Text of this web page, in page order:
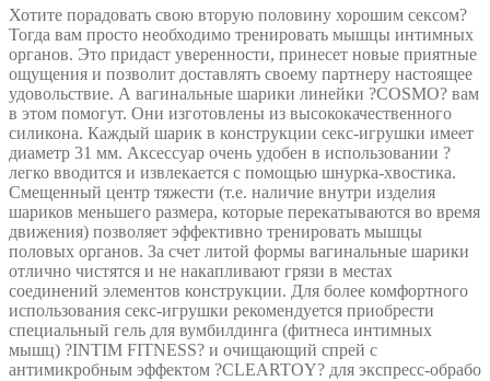
25
quantity
Хотите порадовать свою вторую половину хорошим сексом?
Тогда вам просто необходимо тренировать мышцы интимных
органов. Это придаст уверенности, принесет новые приятные
ощущения и позволит доставлять своему партнеру настоящее
удовольствие. А вагинальные шарики линейки ?COSMO? вам
в этом помогут. Они изготовлены из высококачественного
силикона. Каждый шарик в конструкции секс-игрушки имеет
диаметр 31 мм. Аксессуар очень удобен в использовании ?
легко вводится и извлекается с помощью шнурка-хвостика.
Смещенный центр тяжести (т.е. наличие внутри изделия
шариков меньшего размера, которые перекатываются во время
движения) позволяет эффективно тренировать мышцы
половых органов. За счет литой формы вагинальные шарики
отлично чистятся и не накапливают грязи в местах
соединений элементов конструкции. Для более комфортного
использования секс-игрушки рекомендуется приобрести
специальный гель для вумбилдинга (фитнеса интимных
мышц) ?INTIM FITNESS? и очищающий спрей с
антимикробным эффектом ?CLEARTOY? для экспресс-обрабо